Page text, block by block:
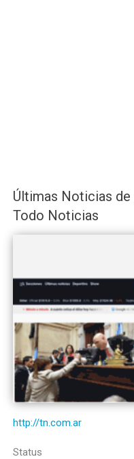
Últimas Noticias de
Todo Noticias
http://tn.com.ar
Status